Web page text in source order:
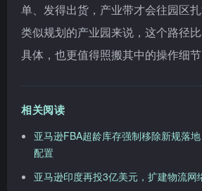
单、发得出货，产业带才会往园区
类似规划的产业园来说，这个路径
具体，也更值得照搬其中的操作细节
相关阅读
亚马逊FBA超龄库存强制移除新规落
配置
亚马逊印度再投3亿美元，扩建物流网